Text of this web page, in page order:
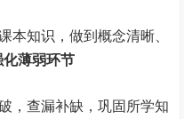
本知识，做到概念清晰、
薄弱环节
，查漏补缺，巩固所学知